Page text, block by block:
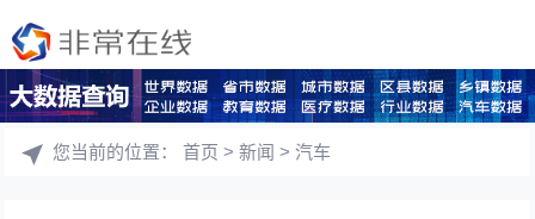
您当前的位置：首页 >新闻 >汽车